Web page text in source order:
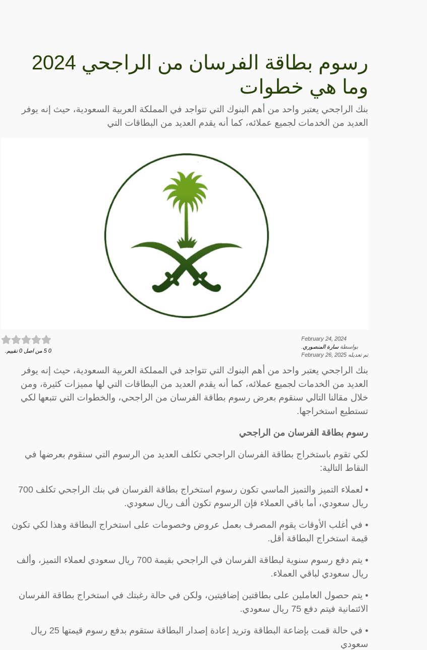
رسوم بطاقة الفرسان من الراجحي 2024
وما هي خطوات
بنك الراجحي يعتبر واحد من أهم البنوك التي تتواجد في المملكة العربية السعودية، حيث إنه يوفر
العديد من الخدمات لجميع عملائه، كما أنه يقدم العديد من البطاقات التي
February 24, 2024
بواسطةسارة المنصوري
تم تعديله February 26, 2025
0
5 من اصل 0 تقييم.
بنك الراجحي يعتبر واحد من أهم البنوك التي تتواجد في المملكة العربية السعودية، حيث إنه يوفر
العديد من الخدمات لجميع عملائه، كما أنه يقدم العديد من البطاقات التي لها مميزات كثيرة، ومن
خلال مقالنا التالي سنقوم بعرض رسوم بطاقة الفرسان من الراجحي، والخطوات التي تتبعها لكي
تستطيع استخراجها.
رسوم بطاقة الفرسان من الراجحي
لكي تقوم باستخراج بطاقة الفرسان الراجحي تكلف العديد من الرسوم التي سنقوم بعرضها في
النقاط التالية:
• لعملاء التميز والتميز الماسي تكون رسوم استخراج بطاقة الفرسان في بنك الراجحي تكلف 700
ريال سعودي، أما باقي العملاء فإن الرسوم تكون ألف ريال سعودي.
• في أغلب الأوقات يقوم المصرف بعمل عروض وخصومات على استخراج البطاقة وهذا لكي تكون
قيمة استخراج البطاقة أقل.
• يتم دفع رسوم سنوية لبطاقة الفرسان في الراجحي بقيمة 700 ريال سعودي لعملاء التميز، وألف
ريال سعودي لباقي العملاء.
• يتم حصول العاملين على بطاقتين إضافيتين، ولكن في حالة رغبتك في استخراج بطاقة الفرسان
الائتمانية فيتم دفع 75 ريال سعودي.
• في حالة قمت بإضاعة البطاقة وتريد إعادة إصدار البطاقة ستقوم بدفع رسوم قيمتها 25 ريال
سعودي